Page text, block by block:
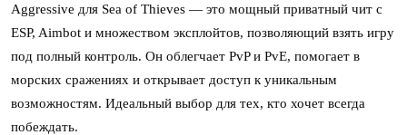
Aggressive для Sea of Thieves — это мощный приватный чит с
ESP, Aimbot и множеством эксплойтов, позволяющий взять игру
под полный контроль. Он облегчает PvP и PvE, помогает в
морских сражениях и открывает доступ к уникальным
возможностям. Идеальный выбор для тех, кто хочет всегда
побеждать.